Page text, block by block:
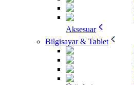
Aksesuar
Bilgisayar & Tablet